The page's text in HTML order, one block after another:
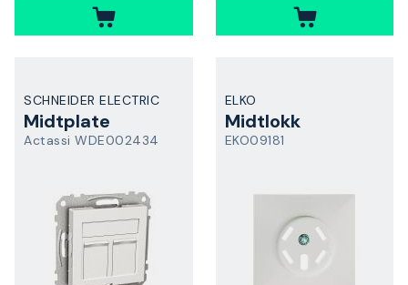
SCHNEIDER ELECTRIC
Midtplate
Actassi WDE002434
ELKO
Midtlokk
EKO09181